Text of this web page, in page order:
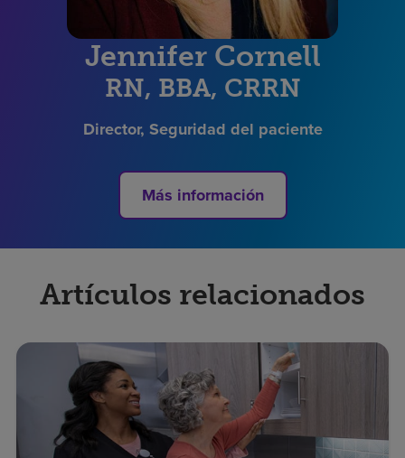
Jennifer Cornell
RN, BBA, CRRN
Director, Seguridad del paciente
Más información
Artículos relacionados